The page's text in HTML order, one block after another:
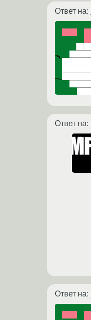
Ответ на:
Ответ на:
Ответ на: